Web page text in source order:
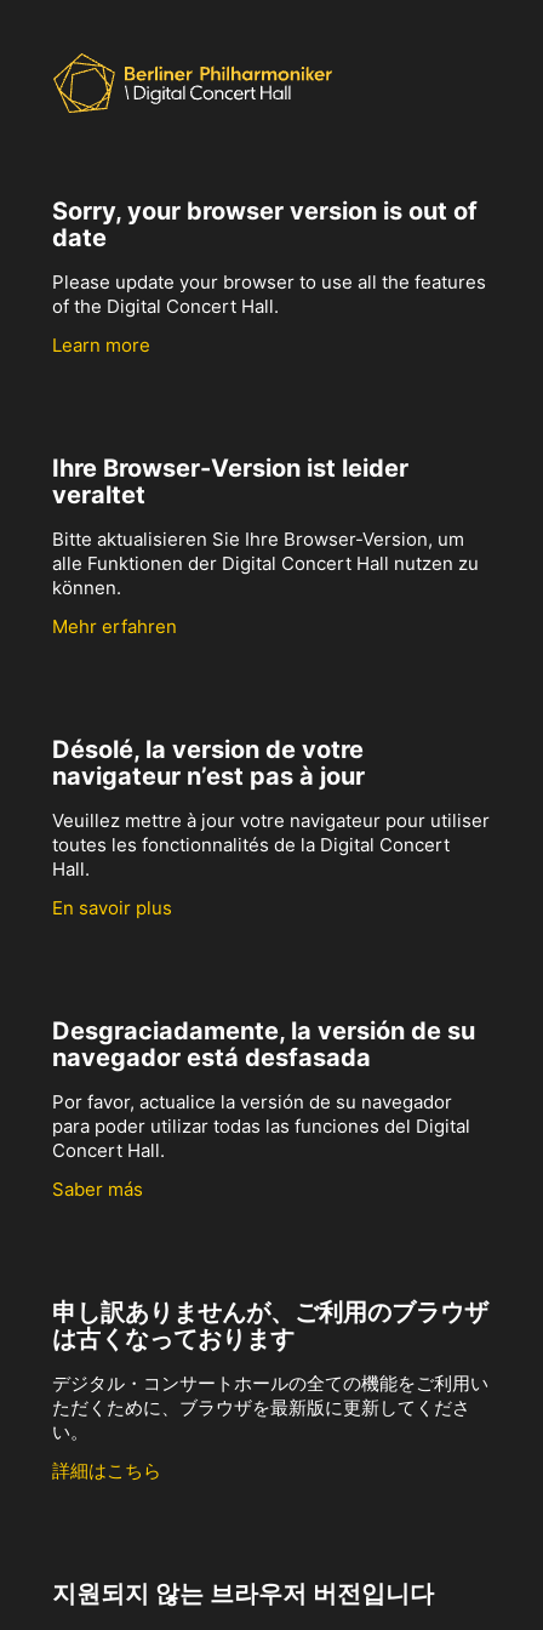
Sorry, your browser version is out of
date
Please update your browser to use all the features
of the Digital Concert Hall.
Learn more
Ihre Browser-Version ist leider
veraltet
Bitte aktualisieren Sie Ihre Browser-Version, um
alle Funktionen der Digital Concert Hall nutzen zu
können.
Mehr erfahren
Désolé, la version de votre
navigateur n’est pas à jour
Veuillez mettre à jour votre navigateur pour utiliser
toutes les fonctionnalités de la Digital Concert
Hall.
En savoir plus
Desgraciadamente, la versión de su
navegador está desfasada
Por favor, actualice la versión de su navegador
para poder utilizar todas las funciones del Digital
Concert Hall.
Saber más
申し訳ありませんが、ご利用のブラウザ
は古くなっております
デジタル・コンサートホールの全ての機能をご利用い
ただくために、ブラウザを最新版に更新してくださ
い。
詳細はこちら
지원되지 않는 브라우저 버전입니다